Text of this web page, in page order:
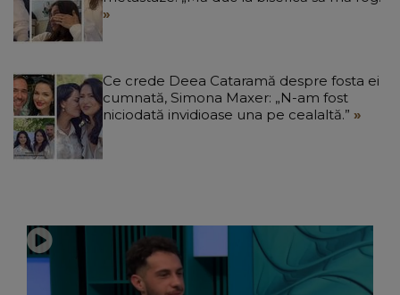
Ce crede Deea Cataramă despre fosta ei
cumnată, Simona Maxer: „N-am fost
niciodată invidioase una pe cealaltă.”